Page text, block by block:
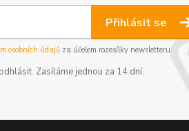
Přihlásit se
osobních údajůza účelem rozesílky newsletteru.
Zasíláme jednou za 14 dní.